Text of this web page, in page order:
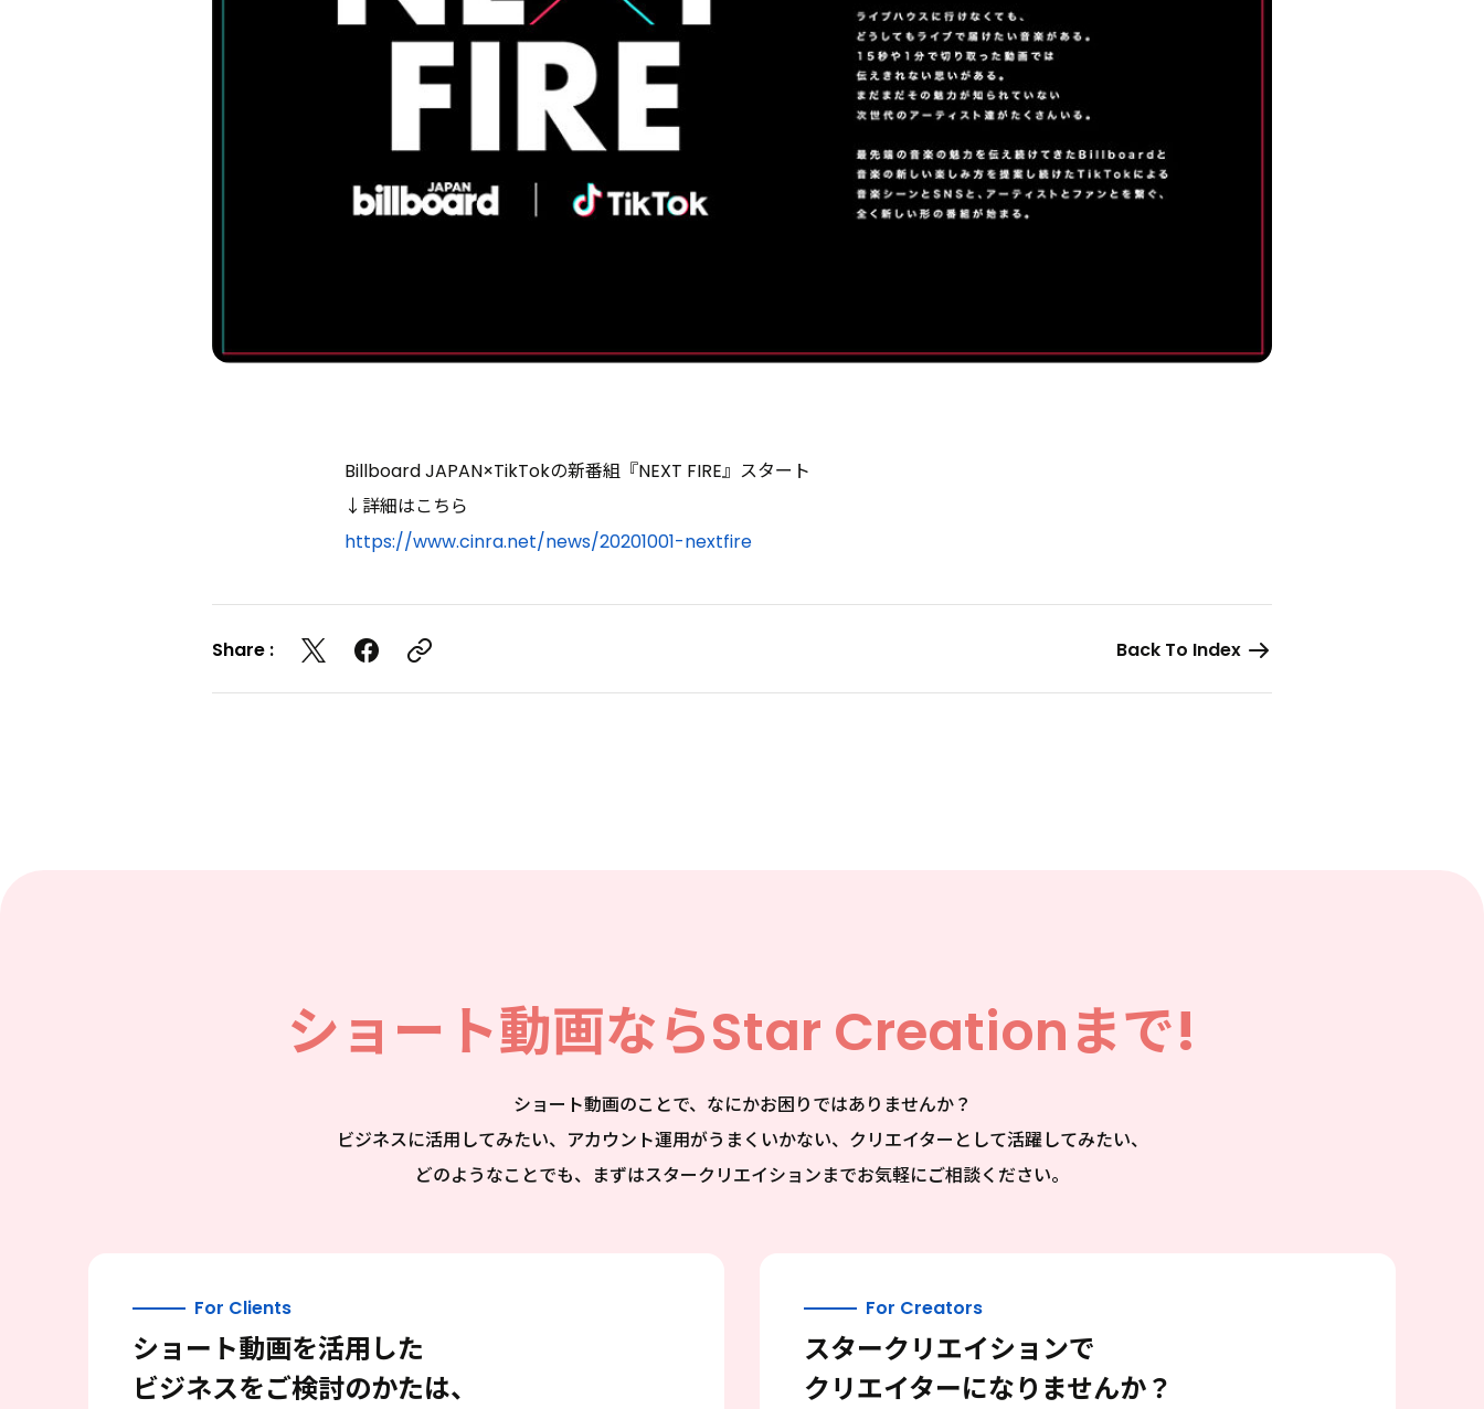
Billboard JAPAN×TikTokの新番組『NEXT FIRE』スタート
↓詳細はこちら
https://www.cinra.net/news/20201001-nextfire
Share : Back To Index
ショート動画ならStar Creationまで!
ショート動画のことで、なにかお困りではありませんか？
ビジネスに活用してみたい、アカウント運用がうまくいかない、クリエイターとして活躍してみたい、
どのようなことでも、まずはスタークリエイションまでお気軽にご相談ください。
For Clients
ショート動画を活用した
ビジネスをご検討のかたは、
For Creators
スタークリエイションで
クリエイターになりませんか？